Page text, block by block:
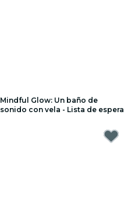
Mindful Glow: Un baño de
sonido con vela - Lista de espera